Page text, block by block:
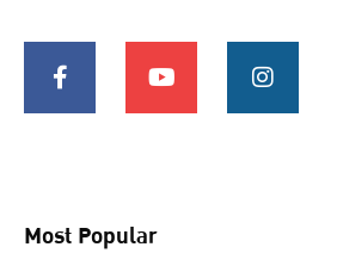
Most Popular